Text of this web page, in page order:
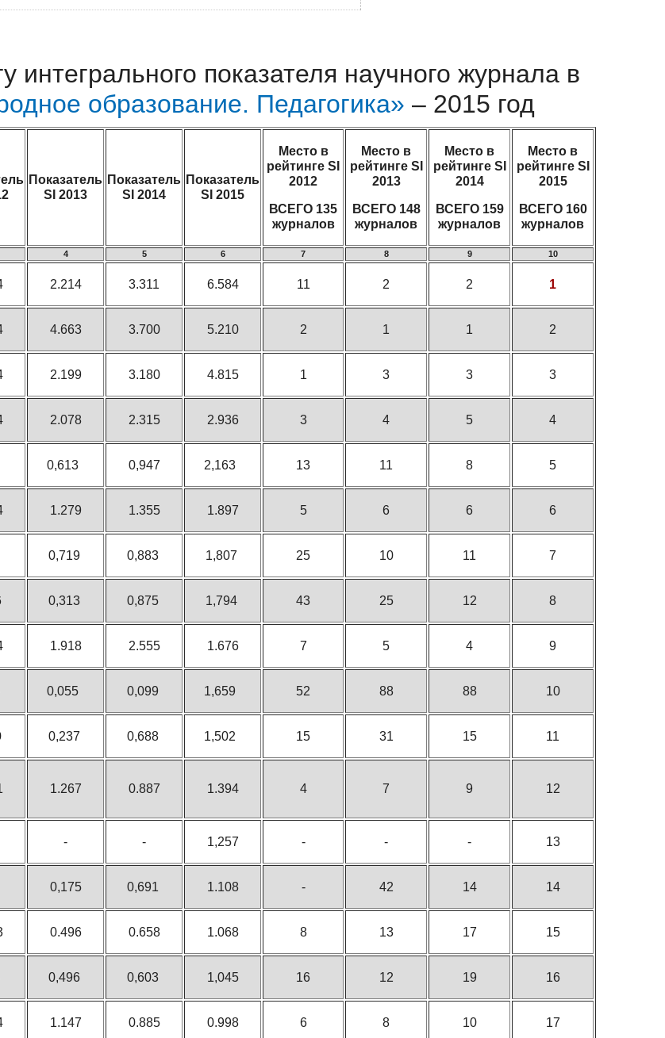
интегрального показателя научного журнала в
образование. Педагогика» – 2015 год
Показатель
SI 2013
Показатель
SI 2014
Показатель
SI 2015
Место в
рейтинге SI
2012
ВСЕГО 135
журналов
Место в
рейтинге SI
2013
ВСЕГО 148
журналов
Место в
рейтинге SI
2014
ВСЕГО 159
журналов
Место в
рейтинге SI
2015
ВСЕГО 160
журналов
4 5 6 7 8 9 10
2.214 3.311 6.584 11 2 2 1
4.663 3.700 5.210 2 1 1 2
2.199 3.180 4.815 1 3 3 3
2.078 2.315 2.936 3 4 5 4
0,613 0,947 2,163 13 11 8 5
1.279 1.355 1.897 5 6 6 6
0,719 0,883 1,807 25 10 11 7
0,313 0,875 1,794 43 25 12 8
1.918 2.555 1.676 7 5 4 9
0,055 0,099 1,659 52 88 88 10
0,237 0,688 1,502 15 31 15 11
1.267 0.887 1.394 4 7 9 12
- - 1,257 - - - 13
0,175 0,691 1.108 - 42 14 14
0.496 0.658 1.068 8 13 17 15
0,496 0,603 1,045 16 12 19 16
1.147 0.885 0.998 6 8 10 17